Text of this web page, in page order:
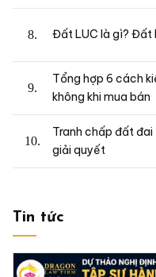
Đất LUC là gì? Đất
Tổng hợp 6 cách
không khi mua bán
Tranh chấp đất
giải quyết
Tin tức